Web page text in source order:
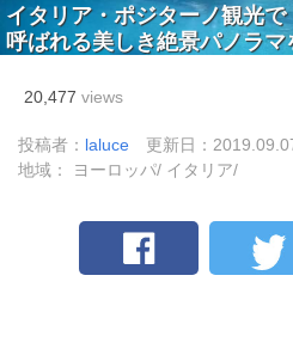
イタリア・ポジターノ観光
呼ばれる美しき絶景パノラマ
20,477 views
投稿者： laluce 更新日：
地域： ヨーロッパ/ イタリア/